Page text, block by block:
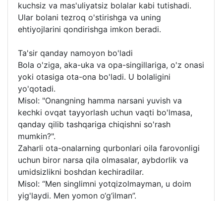
kuchsiz va mas'uliyatsiz bolalar kabi tutishadi.
Ular bolani tezroq o'stirishga va uning
ehtiyojlarini qondirishga imkon beradi.
Ta'sir qanday namoyon bo'ladi
Bola o'ziga, aka-uka va opa-singillariga, o'z onasi
yoki otasiga ota-ona bo'ladi. U bolaligini
yo'qotadi.
Misol: "Onangning hamma narsani yuvish va
kechki ovqat tayyorlash uchun vaqti bo'lmasa,
qanday qilib tashqariga chiqishni so'rash
mumkin?".
Zaharli ota-onalarning qurbonlari oila farovonligi
uchun biror narsa qila olmasalar, aybdorlik va
umidsizlikni boshdan kechiradilar.
Misol: “Men singlimni yotqizolmayman, u doim
yig'laydi. Men yomon o‘g‘ilman”.